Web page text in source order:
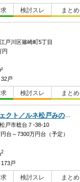
検討スレ まとめ
戸川区篠崎町5丁目
円
戸
検討スレ まとめ
マツドリーム プロジェクト／ルネ松戸みのり台
戸市稔台７-38-10
台～7300万円台（予定）
2
戸
検討スレ まとめ